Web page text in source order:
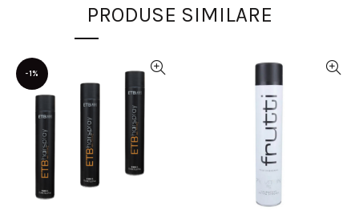
PRODUSE SIMILARE
-1%